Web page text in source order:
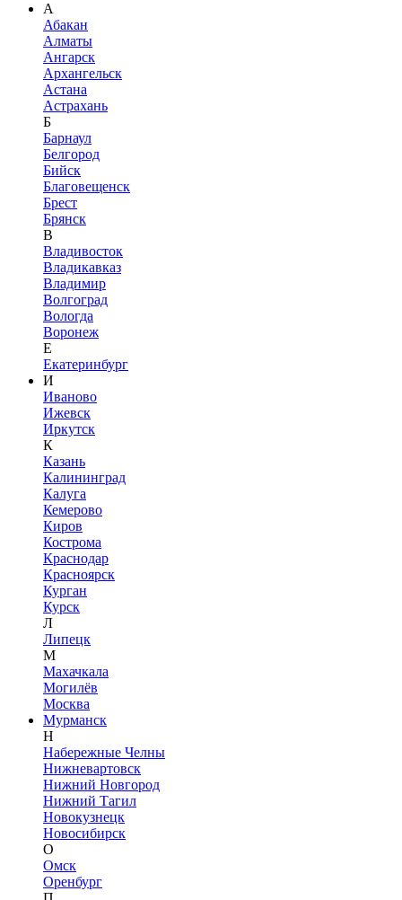
А
Абакан
Алматы
Ангарск
Архангельск
Астана
Астрахань
Б
Барнаул
Белгород
Бийск
Благовещенск
Брест
Брянск
В
Владивосток
Владикавказ
Владимир
Волгоград
Вологда
Воронеж
Е
Екатеринбург
И
Иваново
Ижевск
Иркутск
К
Казань
Калининград
Калуга
Кемерово
Киров
Кострома
Краснодар
Красноярск
Курган
Курск
Л
Липецк
М
Махачкала
Могилёв
Москва
Мурманск
Н
Набережные Челны
Нижневартовск
Нижний Новгород
Нижний Тагил
Новокузнецк
Новосибирск
О
Омск
Оренбург